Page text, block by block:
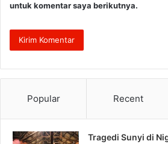
untuk komentar saya berikutnya.
Popular Recent
Tragedi Sunyi di